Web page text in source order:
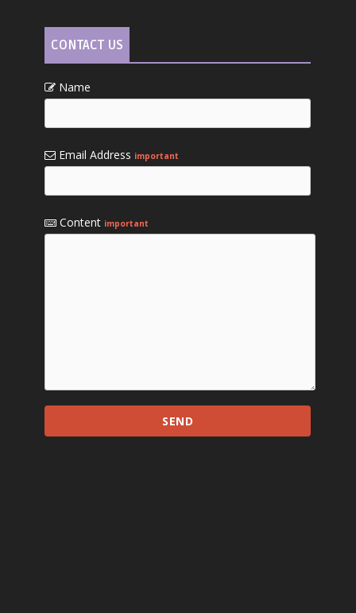
CONTACT US
Name
Email Address important
Content important